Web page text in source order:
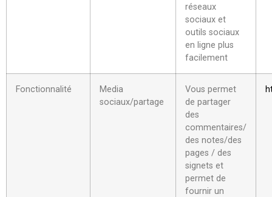
réseaux
sociaux et
outils sociaux
en ligne plus
facilement
Fonctionnalité
Media
sociaux/partage
Vous permet
de partager
des
commentaires/
des notes/des
pages / des
signets et
permet de
fournir un